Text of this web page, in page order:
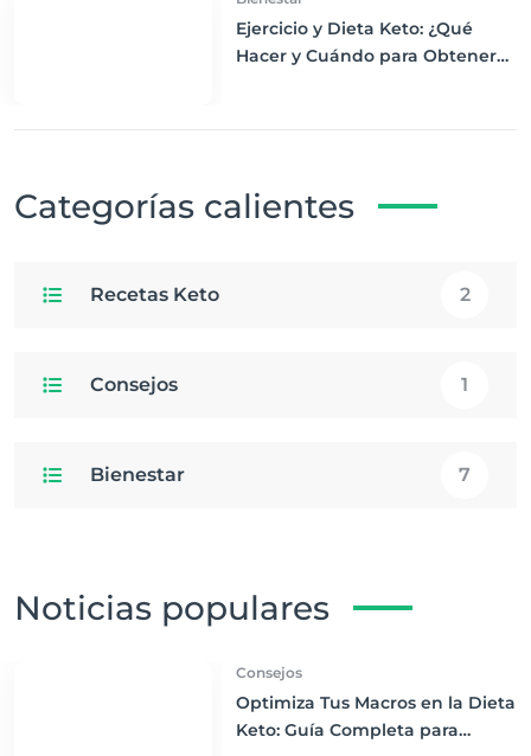
Ejercicio y Dieta Keto: ¿Qué
Hacer y Cuándo para Obtener
Categorías calientes
Recetas Keto 2
Consejos 1
Bienestar 7
Noticias populares
Consejos
Optimiza Tus Macros en la Dieta
Keto: Guía Completa para